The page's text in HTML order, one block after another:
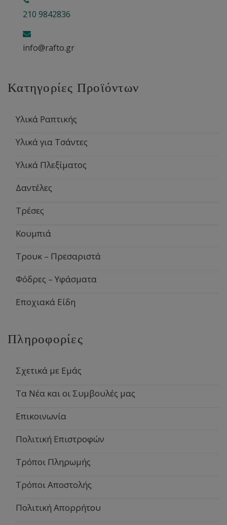
210 9842836
info@rafto.gr
Κατηγορίες Προϊόντων
Υλικά Ραπτικής
Υλικά για Τσάντες
Υλικά Πλεξίματος
Δαντέλες
Τρέσες
Κουμπιά
Τρουκ – Πρεσαριστά
Φόδρες – Υφάσματα
Εποχιακά Είδη
Πληροφορίες
Σχετικά με Εμάς
Τα Νέα και οι Συμβουλές μας
Επικοινωνία
Πολιτική Επιστροφών
Τρόποι Πληρωμής
Τρόποι Αποστολής
Πολιτική Απορρήτου